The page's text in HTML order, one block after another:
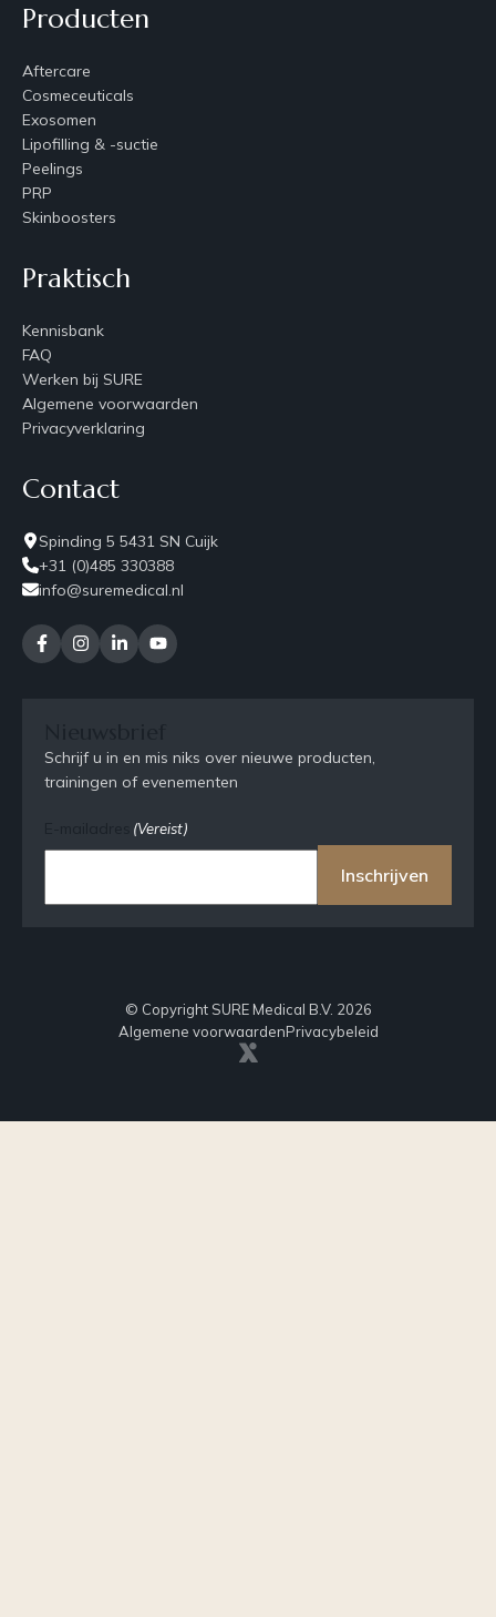
Producten
Aftercare
Cosmeceuticals
Exosomen
Lipofilling & -suctie
Peelings
PRP
Skinboosters
Praktisch
Kennisbank
FAQ
Werken bij SURE
Algemene voorwaarden
Privacyverklaring
Contact
Spinding 5 5431 SN Cuijk
+31 (0)485 330388
info@suremedical.nl
Schrijf u in en mis niks over nieuwe producten,
trainingen of evenementen
(Vereist)
Inschrijven
© Copyright SURE Medical B.V. 2026
Algemene voorwaardenPrivacybeleid